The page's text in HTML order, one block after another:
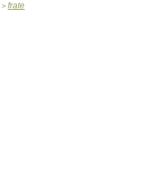
> frate